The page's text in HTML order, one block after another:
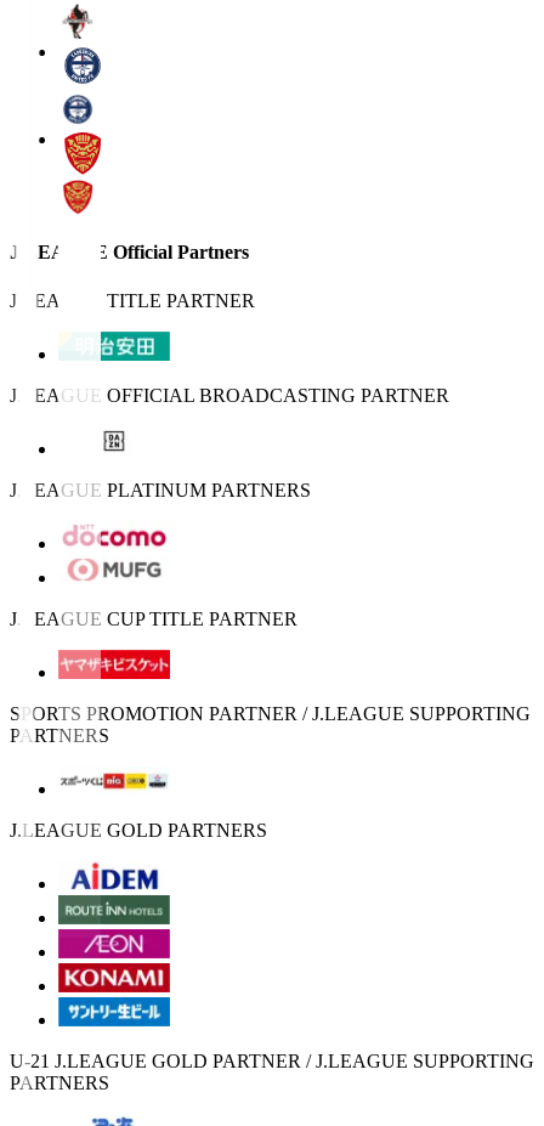
J.LEAGUE Official Partners
J.LEAGUE TITLE PARTNER
J.LEAGUE OFFICIAL BROADCASTING PARTNER
J.LEAGUE PLATINUM PARTNERS
J.LEAGUE CUP TITLE PARTNER
SPORTS PROMOTION PARTNER / J.LEAGUE SUPPORTING
PARTNERS
J.LEAGUE GOLD PARTNERS
U-21 J.LEAGUE GOLD PARTNER / J.LEAGUE SUPPORTING
PARTNERS